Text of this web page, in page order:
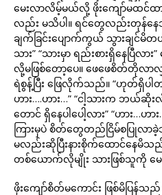
မေးလာလိမ့်မယ်လို့ ဖိုးကျော်မထင်ထာ
လည်း မသိပါ။ ရင်တွေလည်းတုန်နေ
ချက်ခြင်းပျောက်ကွယ် သွားချင်မိတ
သား” “သားမှာ ရည်းစားရှိနေပြီလာ
လို့မဖြစ်တော့ပေ။ ဖေဖေစိတ်တိုလာ
ရဲစွန့်ပြီး ဖြေလိုက်သည်။ “ဟုတ်ရှိပါ
ဟား….ဟား…” “ငါ့သားက ဘယ်ဆို
တောင် ရှိနေပါပေါ့လား” “ဟား…ဟ
ကြားမှပဲ စိတ်တွေတည်ငြိမ်စပြုလာခဲ့
မလည်းဆိုပြီးနားစိုက်ထောင်နေမိသ
တစ်ယောက်လိုမျိုး သားဖြစ်သူကို
ဖိုးကျော်စိတ်မကောင်း ဖြစ်မိပြန်